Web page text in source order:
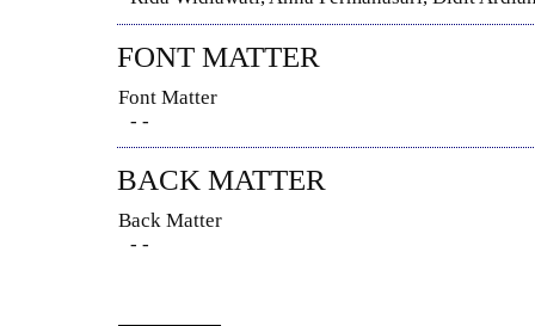
FONT MATTER
Font Matter
- -
BACK MATTER
Back Matter
- -